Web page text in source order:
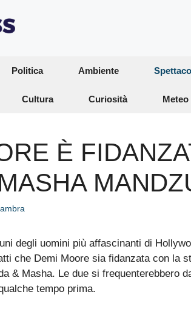
Politica Ambiente
Cultura Curiosità Meteo
È
degli uomini più affascinanti di
che Demi Moore sia fidanzata con la
& Masha. Le due si frequenterebbero
tempo prima.